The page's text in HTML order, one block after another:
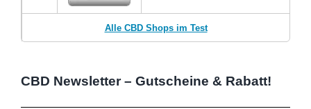
Alle CBD Shops im Test
CBD Newsletter – Gutscheine & Rabatt!